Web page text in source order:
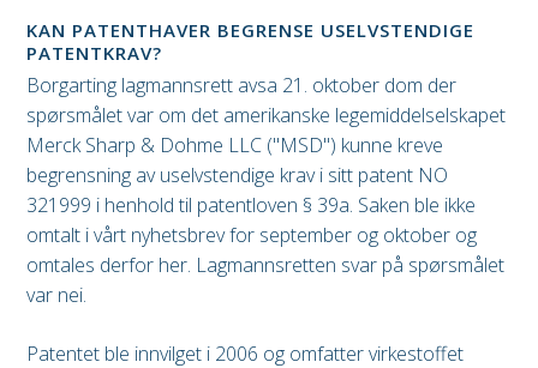
KAN PATENTHAVER BEGRENSE USELVSTENDIGE
PATENTKRAV?
Borgarting lagmannsrett avsa 21. oktober dom der
spørsmålet var om det amerikanske legemiddelselskapet
Merck Sharp & Dohme LLC ("MSD") kunne kreve
begrensning av uselvstendige krav i sitt patent NO
321999 i henhold til patentloven § 39a. Saken ble ikke
omtalt i vårt nyhetsbrev for september og oktober og
omtales derfor her. Lagmannsretten svar på spørsmålet
var nei.
Patentet ble innvilget i 2006 og omfatter virkestoffet